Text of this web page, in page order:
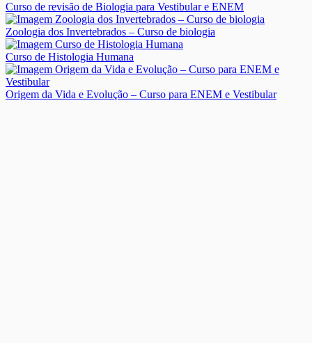
Curso de revisão de Biologia para Vestibular e ENEM
Zoologia dos Invertebrados – Curso de biologia
Curso de Histologia Humana
Origem da Vida e Evolução – Curso para ENEM e Vestibular